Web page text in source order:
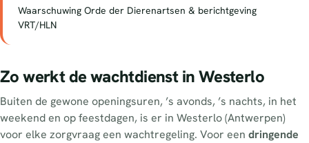
Waarschuwing Orde der Dierenartsen & berichtgeving
VRT/HLN
Zo werkt de wachtdienst in Westerlo
Buiten de gewone openingsuren, ’s avonds, ’s nachts, in het
weekend en op feestdagen, is er in Westerlo (Antwerpen)
voor elke zorgvraag een wachtregeling. Voor een dringende